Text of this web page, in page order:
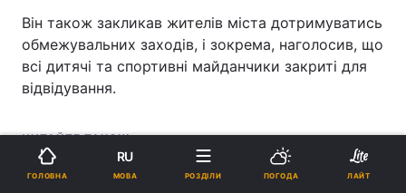
Він також закликав жителів міста дотримуватись
обмежувальних заходів, і зокрема, наголосив, що
всі дитячі та спортивні майданчики закриті для
відвідування.
ЧИТАЙТЕ ТАКОЖ
Життя в умовах коронавірусу.
ГОЛОВНА
RU
МОВА РОЗДІЛИ ПОГОДА ЛАЙТ